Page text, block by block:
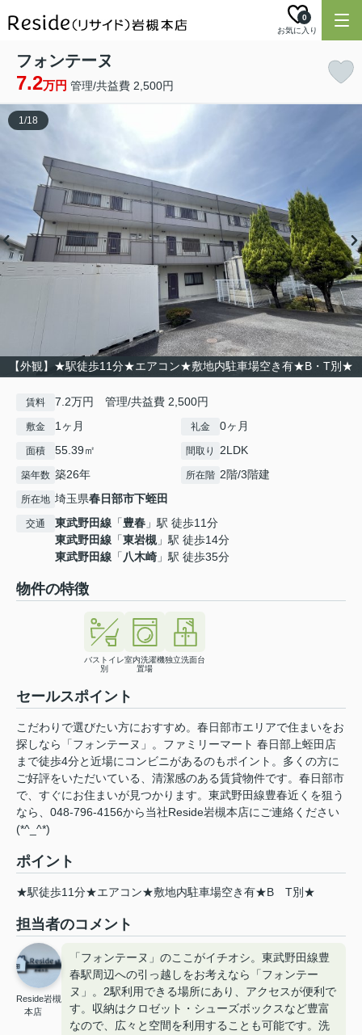
お気に入り
0
フォンテーヌ
7.2万円 管理/共益費 2,500円
【外観】★駅徒歩11分★エアコン★敷地内駐車場空き有★B・T別★
1/18
賃料 7.2万円 管理/共益費 2,500円
敷金 1ヶ月 礼金 0ヶ月
面積 55.39㎡ 間取り 2LDK
築年数 築26年 所在階 2階/3階建
所在地 埼玉県春日部市下蛭田
交通 東武野田線 「豊春 」駅 徒歩11分
東武野田線 「東岩槻 」駅 徒歩14分
東武野田線 「八木崎 」駅 徒歩35分
物件の特徴
バストイレ
別
室内洗濯機
置場
独立洗面台
セールスポイント
こだわりで選びたい方におすすめ。春日部市エリアで住まいをお
探しなら「フォンテーヌ」。ファミリーマート 春日部上蛭田店
まで徒歩4分と近場にコンビニがあるのもポイント。多くの方に
ご好評をいただいている、清潔感のある賃貸物件です。春日部市
で、すぐにお住まいが見つかります。東武野田線豊春近くを狙う
なら、048-796-4156から当社Reside岩槻本店にご連絡ください
(*^_^*)
ポイント
★駅徒歩11分★エアコン★敷地内駐車場空き有★B T別★
担当者のコメント
Reside岩槻
本店
「フォンテーヌ」のここがイチオシ。東武野田線豊
春駅周辺への引っ越しをお考えなら「フォンテー
ヌ」。2駅利用できる場所にあり、アクセスが便利で
す。収納はクロゼット・シューズボックスなど豊富
なので、広々と空間を利用することも可能です。洗